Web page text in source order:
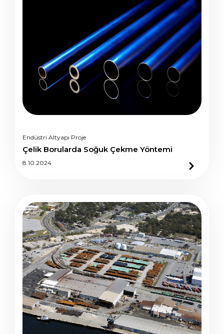
Endüstri Altyapı Proje
Çelik Borularda Soğuk Çekme Yöntemi
8.10.2024